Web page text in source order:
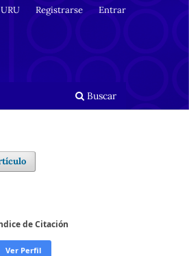
Buscar
Registrarse Entrar
de Citación
Ver Perfil